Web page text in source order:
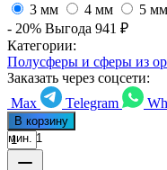
3 мм
4 мм
5 мм
- 20% Выгода 941 ₽
Категории:
Полусферы и сферы из
Заказать через соцсети:
Max
Telegram
В корзину
мин. 1